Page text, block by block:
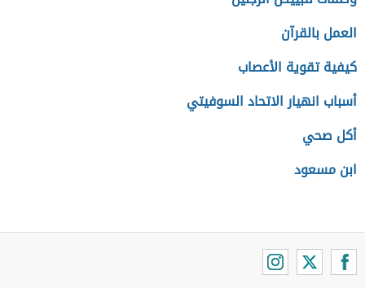
العمل بالقرآن
كيفية تقوية الأعصاب
أسباب انهيار الاتحاد السوفيتي
أكل صحي
ابن مسعود